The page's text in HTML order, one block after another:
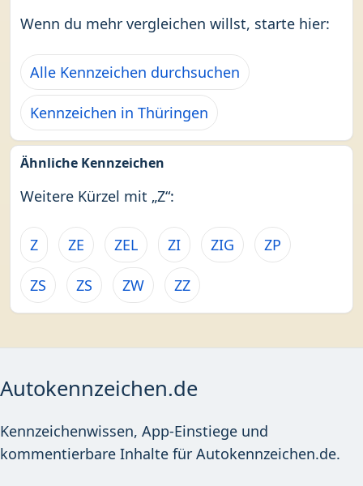
Wenn du mehr vergleichen willst, starte hier:
Alle Kennzeichen durchsuchen
Kennzeichen in Thüringen
Ähnliche Kennzeichen
Weitere Kürzel mit „Z“:
Z ZE ZEL ZI ZIG ZP
ZS ZS ZW ZZ
Autokennzeichen.de
Kennzeichenwissen, App-Einstiege und
kommentierbare Inhalte für Autokennzeichen.de.